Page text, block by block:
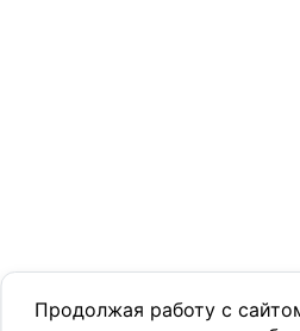
Продолжая работу с